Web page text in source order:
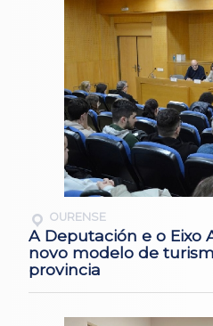
OURENSE
A Deputación e o Eixo
novo modelo de
provincia